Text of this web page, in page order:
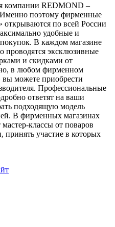
компании REDMOND –
Именно поэтому фирменные
открываются по всей России
удобные и
В каждом магазине
проводятся эксклюзивные
и скидками от
в любом фирменном
вы можете приобрести
Профессиональные
ответят на ваши
подходящую модель
В фирменных магазинах
классы от поваров
участие в которых